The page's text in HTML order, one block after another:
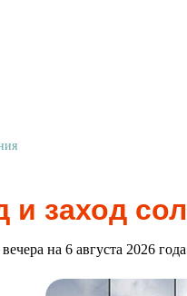
и заход
на 6 августа 2026